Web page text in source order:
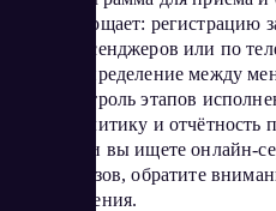
упрощает: регистрацию
мессенджеров или по
распределение между
контроль этапов
аналитику и отчётность
Если вы ищете онлайн-
заказов, обратите
решения.